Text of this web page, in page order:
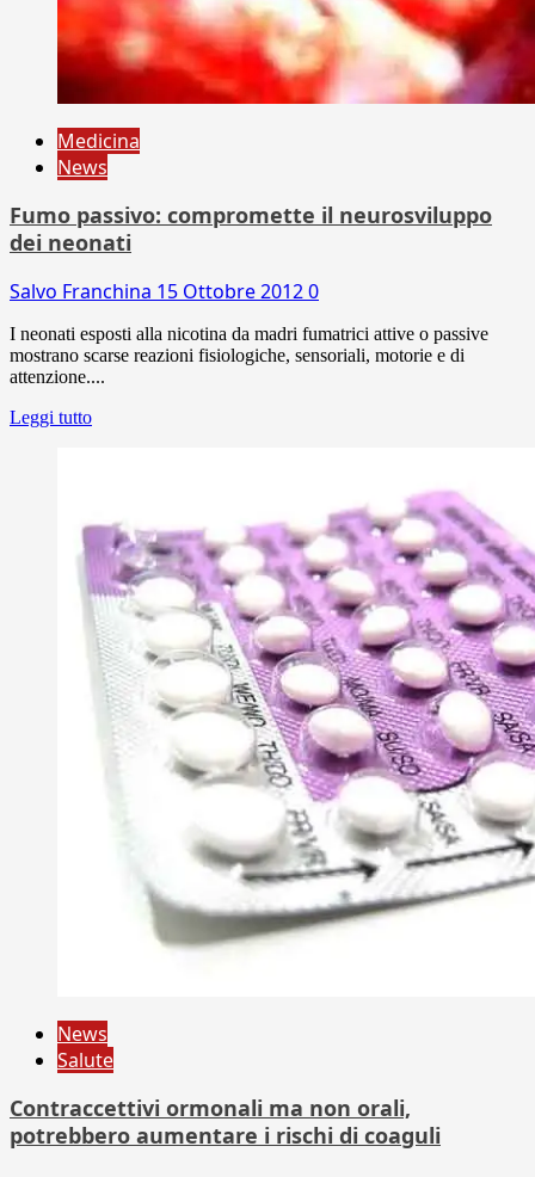
Medicina
News
Fumo passivo: compromette il neurosviluppo
dei neonati
Salvo Franchina 15 Ottobre 20120
I neonati esposti alla nicotina da madri fumatrici attive o passive
mostrano scarse reazioni fisiologiche, sensoriali, motorie e di
attenzione....
Leggi tutto
News
Salute
Contraccettivi ormonali ma non orali,
potrebbero aumentare i rischi di coaguli